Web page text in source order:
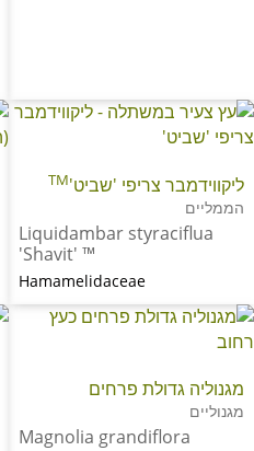
ליקווידמבר צריפי 'שביט'TM
הממליים
Liquidambar styraciflua
'Shavit' ™
Hamamelidaceae
מגנוליה גדולת פרחים
מגנוליים
Magnolia grandiflora